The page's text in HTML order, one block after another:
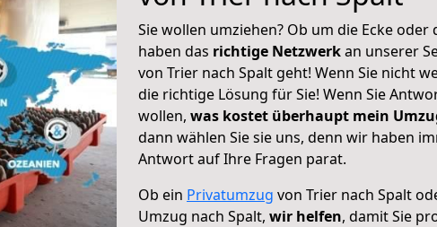
Sie wollen umziehen? Ob um die Ecke
haben das richtige Netzwerkan unserer
von Trier nach Spalt geht! Wenn Sie nicht
die richtige Lösung für Sie! Wenn Sie
wollen, was kostet überhaupt mein
dann wählen Sie sie uns, denn wir haben
Antwort auf Ihre Fragen parat.
Ob ein Privatumzug von Trier nach Spalt
Umzug nach Spalt, wir helfen, damit Sie